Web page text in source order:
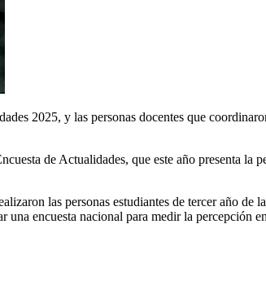
2025, y las personas docentes que
de Actualidades, que este año presenta la
las personas estudiantes de tercer año de
encuesta nacional para medir la percepción